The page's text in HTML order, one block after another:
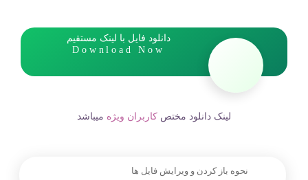
دانلود فایل با لینک مستقیم
Download Now
لینک دانلود مختص کاربران ویژه میباشد
نحوه باز کردن و ویرایش فایل ها